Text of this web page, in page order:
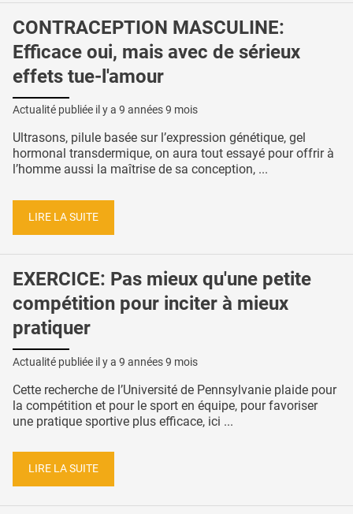
CONTRACEPTION MASCULINE:
Efficace oui, mais avec de sérieux
effets tue-l'amour
Actualité publiée il y a 9 années 9 mois
Ultrasons, pilule basée sur l’expression génétique, gel
hormonal transdermique, on aura tout essayé pour offrir à
l’homme aussi la maîtrise de sa conception, ...
LIRE LA SUITE
EXERCICE: Pas mieux qu'une petite
compétition pour inciter à mieux
pratiquer
Actualité publiée il y a 9 années 9 mois
Cette recherche de l’Université de Pennsylvanie plaide pour
la compétition et pour le sport en équipe, pour favoriser
une pratique sportive plus efficace, ici ...
LIRE LA SUITE